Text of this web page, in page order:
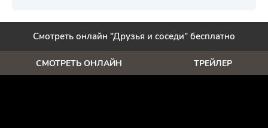
Смотреть онлайн "Друзья и соседи" бесплатно
СМОТРЕТЬ ОНЛАЙН ТРЕЙЛЕР